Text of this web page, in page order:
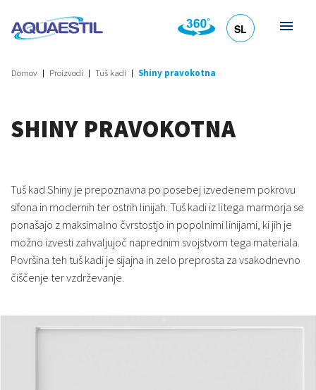
SL
Domov Proizvodi Tuš kadi Shiny pravokotna
SHINY PRAVOKOTNA
Tuš kad Shiny je prepoznavna po posebej izvedenem pokrovu
sifona in modernih ter ostrih linijah. Tuš kadi iz litega marmorja se
ponašajo z maksimalno čvrstostjo in popolnimi linijami, ki jih je
možno izvesti zahvaljujoč naprednim svojstvom tega materiala.
Površina teh tuš kadi je sijajna in zelo preprosta za vsakodnevno
čiščenje ter vzdrževanje.